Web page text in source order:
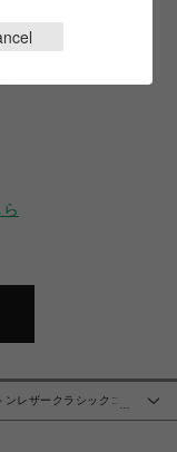
…
レザークラシックコ